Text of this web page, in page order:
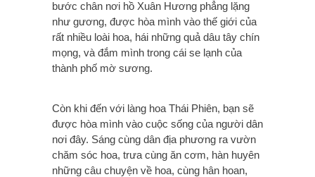
bước chân nơi hồ Xuân Hương phẳng lặng
như gương, được hòa mình vào thế giới của
rất nhiều loài hoa, hái những quả dâu tây chín
mọng, và đắm mình trong cái se lạnh của
thành phố mờ sương.
Còn khi đến với làng hoa Thái Phiên, bạn sẽ
được hòa mình vào cuộc sống của người dân
nơi đây. Sáng cùng dân địa phương ra vườn
chăm sóc hoa, trưa cùng ăn cơm, hàn huyên
những câu chuyện về hoa, cùng hân hoan,